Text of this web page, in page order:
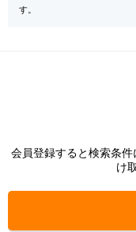
す。
会員登録すると検索条
け